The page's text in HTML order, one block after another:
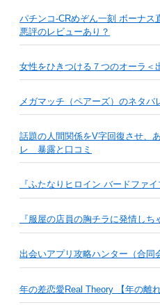
パチンコ-CRめぞん一刻 ボーナ
悪評のレビューあり？
女性をひきつける７つのオーラ＜
メガマッチ（ペアーズ）のネタバ
話題の人間関係をV字回復させ、
レ 暴露と口コミ
『ふたなりヒロイン バードファ
『服屋の店員の胸チラに発情し
出会いアプリ攻略ハンター（合同
年の差恋愛Real Theory 【年の離